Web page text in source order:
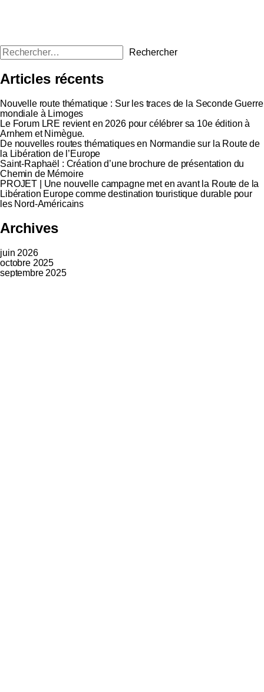
Articles récents
Nouvelle route thématique : Sur les traces de la Seconde Guerre
mondiale à Limoges
Le Forum LRE revient en 2026 pour célébrer sa 10e édition à
Arnhem et Nimègue.
De nouvelles routes thématiques en Normandie sur la Route de
la Libération de l’Europe
Saint-Raphaël : Création d’une brochure de présentation du
Chemin de Mémoire
PROJET | Une nouvelle campagne met en avant la Route de la
Libération Europe comme destination touristique durable pour
les Nord-Américains
Archives
juin 2026
octobre 2025
septembre 2025